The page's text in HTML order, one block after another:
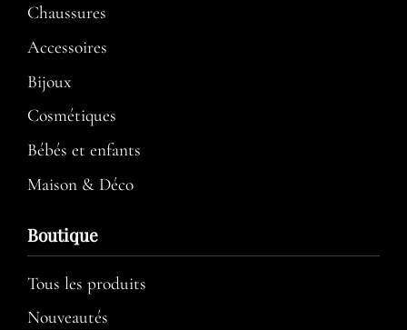
Chaussures
Accessoires
Bijoux
Cosmétiques
Bébés et enfants
Maison & Déco
Boutique
Tous les produits
Nouveautés